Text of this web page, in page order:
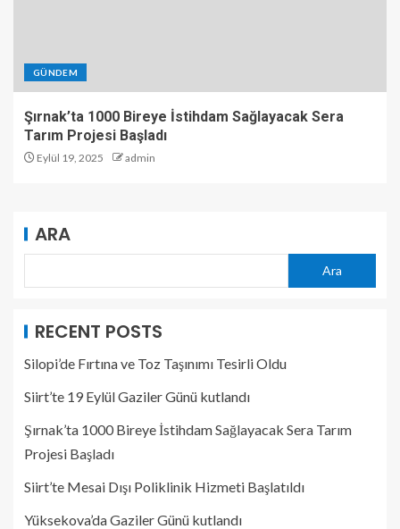
GÜNDEM
Şırnak’ta 1000 Bireye İstihdam Sağlayacak Sera
Tarım Projesi Başladı
Eylül 19, 2025 admin
ARA
Ara
RECENT POSTS
Silopi’de Fırtına ve Toz Taşınımı Tesirli Oldu
Siirt’te 19 Eylül Gaziler Günü kutlandı
Şırnak’ta 1000 Bireye İstihdam Sağlayacak Sera Tarım
Projesi Başladı
Siirt’te Mesai Dışı Poliklinik Hizmeti Başlatıldı
Yüksekova’da Gaziler Günü kutlandı